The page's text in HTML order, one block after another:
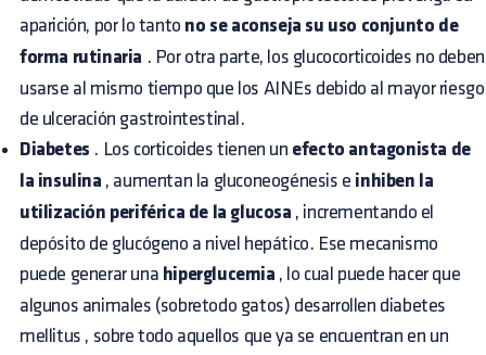
aparición, por lo tanto no se aconseja su uso conjunto de
forma rutinaria . Por otra parte, los glucocorticoides no deben
usarse al mismo tiempo que los AINEs debido al mayor riesgo
de ulceración gastrointestinal.
Diabetes . Los corticoides tienen un efecto antagonista de
la insulina , aumentan la gluconeogénesis e inhiben la
utilización periférica de la glucosa , incrementando el
depósito de glucógeno a nivel hepático. Ese mecanismo
puede generar una hiperglucemia , lo cual puede hacer que
algunos animales (sobretodo gatos) desarrollen diabetes
mellitus , sobre todo aquellos que ya se encuentran en un